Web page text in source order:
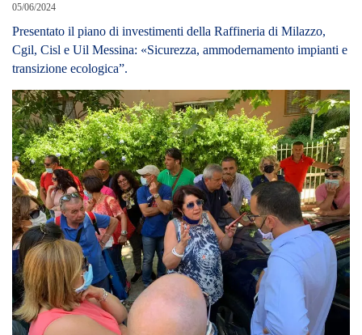
05/06/2024
Presentato il piano di investimenti della Raffineria di Milazzo,
Cgil, Cisl e Uil Messina: «Sicurezza, ammodernamento impianti e
transizione ecologica”.